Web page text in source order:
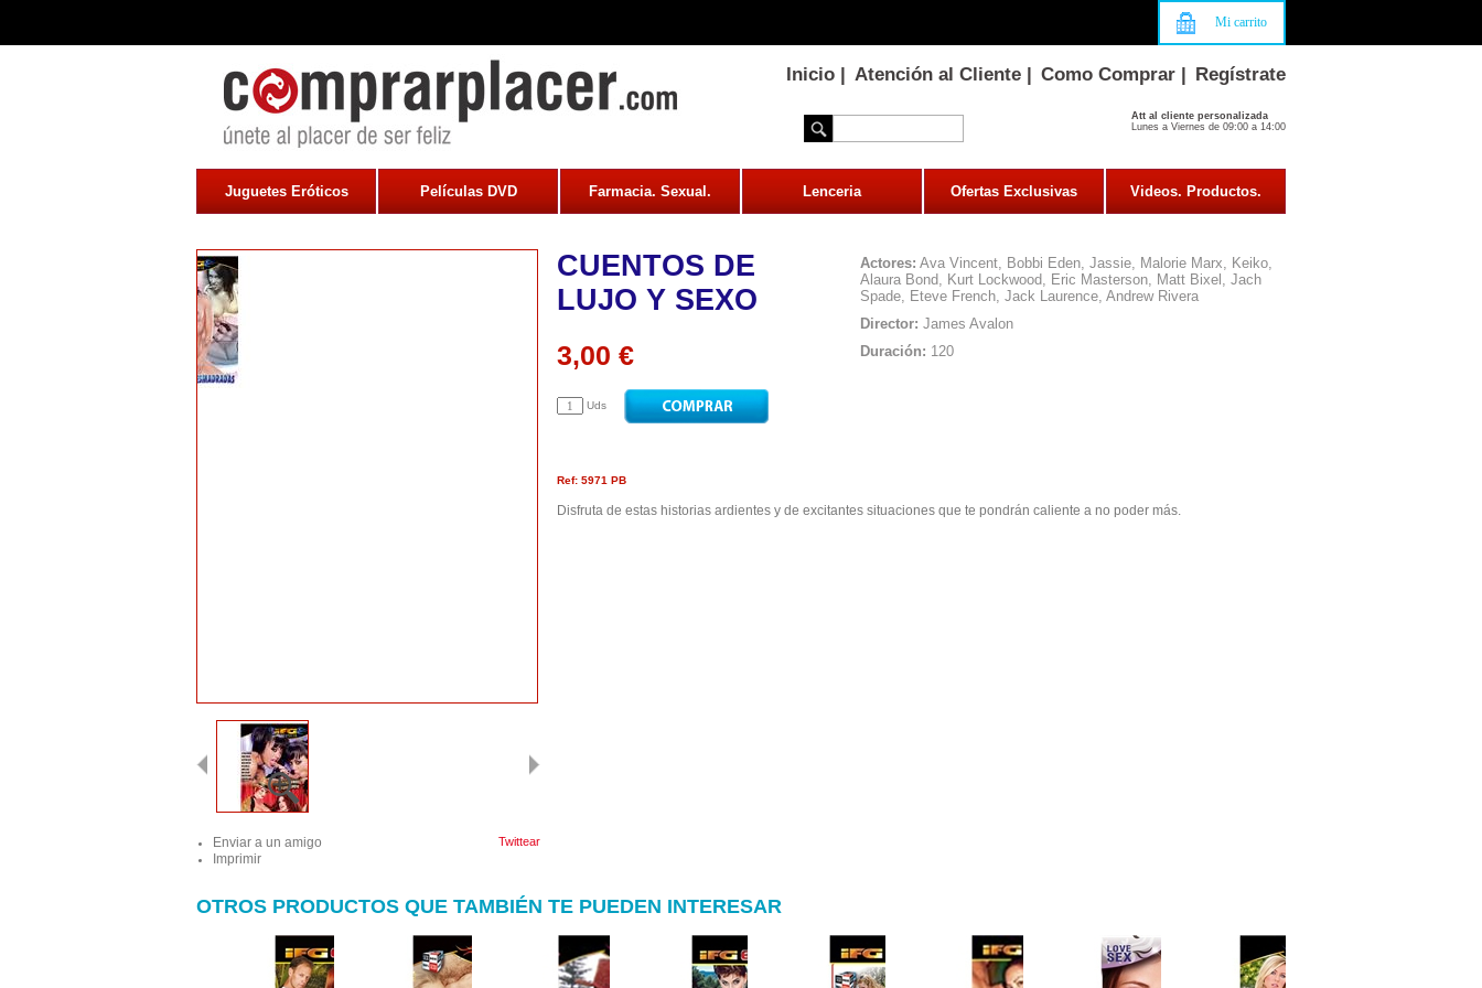
Mi carrito
Inicio | Atención al Cliente | Como Comprar | Regístrate
Att al cliente personalizada
Lunes a Viernes de 09:00 a 14:00
Juguetes Eróticos Películas DVD Farmacia. Sexual. Lenceria Ofertas Exclusivas Videos. Productos.
Enviar a un amigo
Imprimir
Twittear
CUENTOS DE
LUJO Y SEXO
3,00 €
Uds
Actores: Ava Vincent, Bobbi Eden, Jassie, Malorie Marx, Keiko,
Alaura Bond, Kurt Lockwood, Eric Masterson, Matt Bixel, Jach
Spade, Eteve French, Jack Laurence, Andrew Rivera
Director: James Avalon
Duración: 120
Ref: 5971 PB
Disfruta de estas historias ardientes y de excitantes situaciones que te pondrán caliente a no poder más.
OTROS PRODUCTOS QUE TAMBIÉN TE PUEDEN INTERESAR